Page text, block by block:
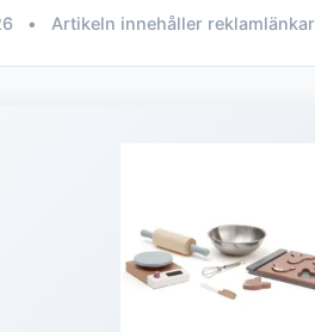
• Artikeln innehåller reklamlänkar